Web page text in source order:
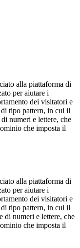
alla piattaforma di
per aiutare i
dei visitatori e
tipo pattern, in cui il
numeri e lettere, che
che imposta il
alla piattaforma di
per aiutare i
dei visitatori e
tipo pattern, in cui il
di numeri e lettere, che
che imposta il